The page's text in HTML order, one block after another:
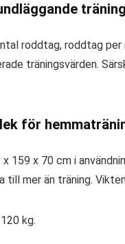
roddtag, roddtag
träningsvärden.
för
x 159 x 70 cm i
till mer än träning.
kg.